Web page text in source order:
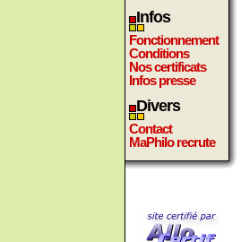
Infos
Fonctionnement
Conditions
Nos certificats
Infos presse
Divers
Contact
MaPhilo recrute